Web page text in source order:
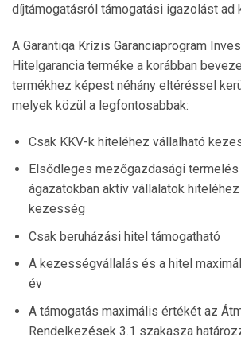
díjtámogatásról támogatási igazolást ad
A Garantiqa Krízis Garanciaprogram
Hitelgarancia terméke a korábban
termékhez képest néhány eltéréssel
melyek közül a legfontosabbak:
Csak KKV-k hiteléhez vállalható
Elsődleges mezőgazdasági termelés
ágazatokban aktív vállalatok
kezesség
Csak beruházási hitel támogatható
A kezességvállalás és a hitel
év
A támogatás maximális értékét az
Rendelkezések 3.1 szakasza